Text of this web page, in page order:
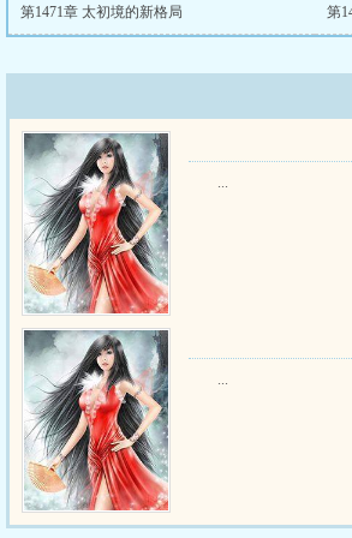
第1471章 太初境的新格局 第
...
...